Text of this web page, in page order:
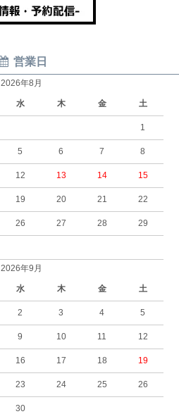
営業日
2026年8月
水 木 金 土
1
5 6 7 8
12 13 14 15
19 20 21 22
26 27 28 29
2026年9月
水 木 金 土
2 3 4 5
9 10 11 12
16 17 18 19
23 24 25 26
30